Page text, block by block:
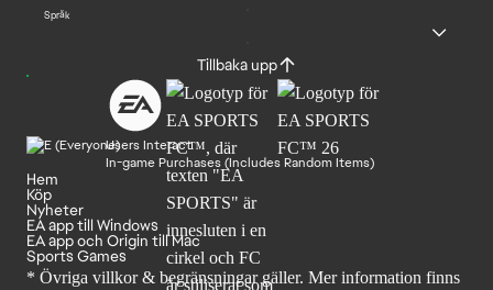
Språk
Tillbaka upp
Users Interact
In-game Purchases (Includes Random Items)
Hem
Köp
Nyheter
EA app till Windows
EA app och Origin till Mac
Sports Games
* Övriga villkor & begränsningar gäller. Merinformation finns